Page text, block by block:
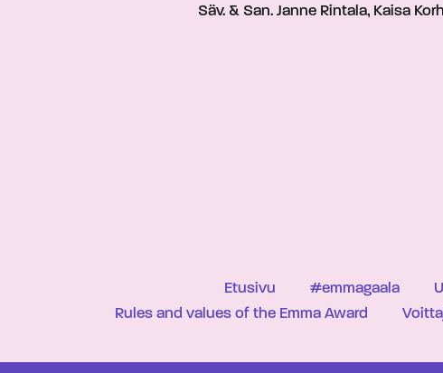
Säv. & San. Janne Rintala, Kaisa
Etusivu #emmagaala
Rules and values of the Emma Award